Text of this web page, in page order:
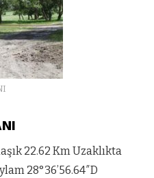
22.62 Km Uzaklıkta
28°36’56.64″D